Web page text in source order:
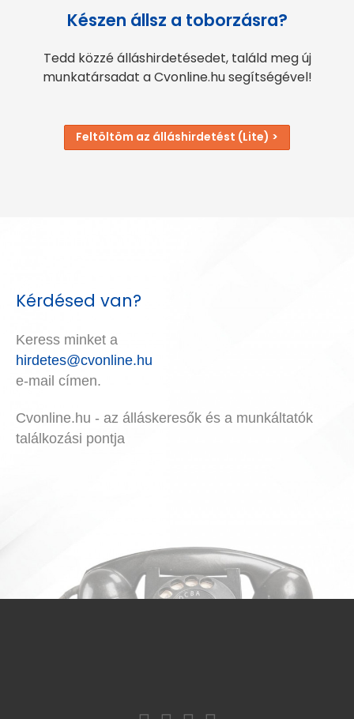
Készen állsz a toborzásra?
Tedd közzé álláshirdetésedet, találd meg új
munkatársadat a Cvonline.hu segítségével!
Feltöltöm az álláshirdetést (Lite) >
Kérdésed van?
Keress minket a
hirdetes@cvonline.hu
e-mail címen.
Cvonline.hu - az álláskeresők és a munkáltatók
találkozási pontja